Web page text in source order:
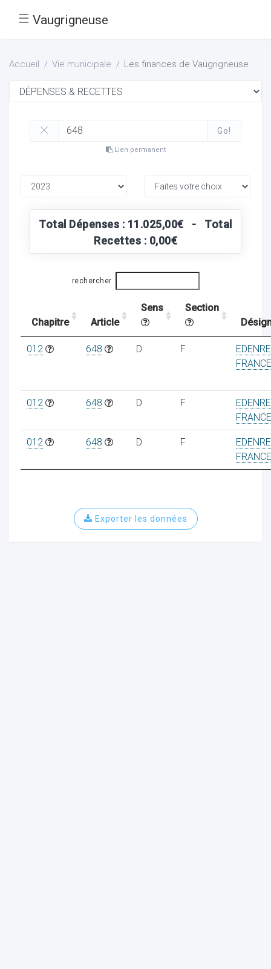
☰ Vaugrigneuse
Accueil Vie municipale Les finances de Vaugrigneuse
Go!
Lien permanent
Total Dépenses : 11.025,00€ - Total
Recettes : 0,00€
rechercher
Chapitre Article
Sens
Section
012 648 D F
FRANCE
012 648 D F
FRANCE
012 648 D F
FRANCE
Exporter les données